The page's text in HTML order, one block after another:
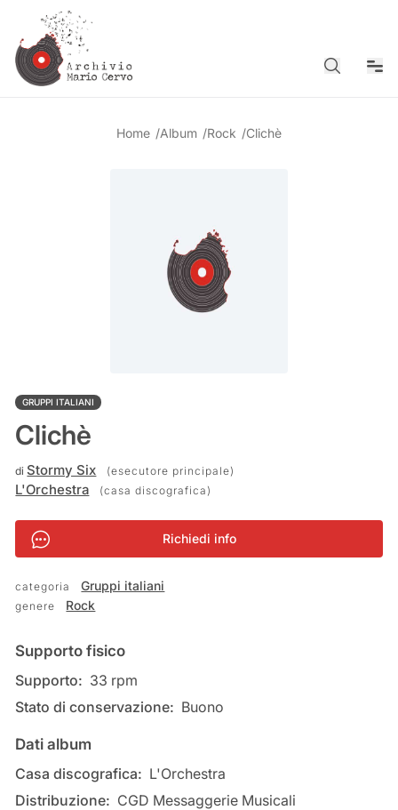
Cerca
Home /Album /Rock /Clichè
GRUPPI ITALIANI
Clichè
diStormy Six (esecutore principale)
L'Orchestra (casa discografica)
Richiedi info
categoria Gruppi italiani
genere Rock
Informazioni
Supporto fisico
Supporto: 33 rpm
Stato di conservazione: Buono
Dati album
Casa discografica: L'Orchestra
Distribuzione: CGD Messaggerie Musicali